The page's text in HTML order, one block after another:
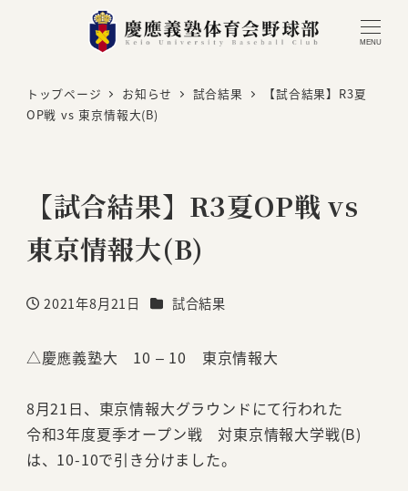
MENU
トップページ お知らせ 試合結果
【試合結果】R3夏
OP戦 vs 東京情報大(B)
【試合結果】R3夏OP戦 vs
東京情報大(B)
投稿日
2021年8月21日 カテゴリー
試合結果
△慶應義塾大 10 – 10 東京情報大
8月21日、東京情報大グラウンドにて行われた
令和3年度夏季オープン戦 対東京情報大学戦(B)
は、10-10で引き分けました。